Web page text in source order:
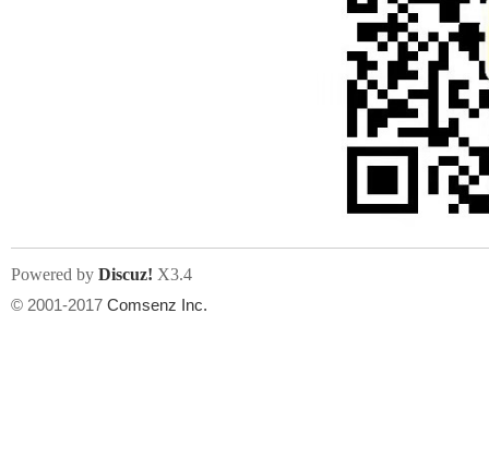
Powered by Discuz! X3.4
© 2001-2017 Comsenz Inc.